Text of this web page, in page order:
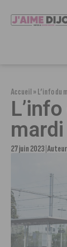
Accueil»L’info du
27 juin 2023